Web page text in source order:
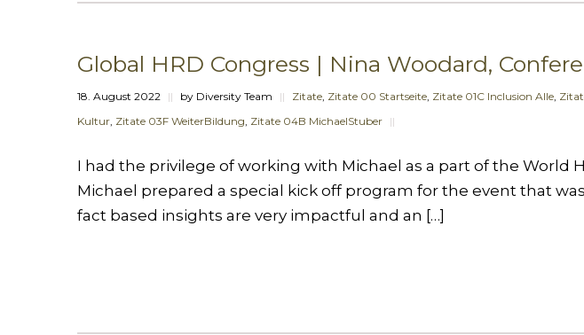
Global HRD Congress | Nina Woodard,
18. August 2022 || by Diversity Team || Zitate Zitate 00 Startseite Zitate 01C Inclusion Alle
Kultur Zitate 03F WeiterBildung Zitate 04B MichaelStuber ||
I had the privilege of working with Michael as a part of the World
Michael prepared a special kick off program for the event that
fact based insights are very impactful and an […]